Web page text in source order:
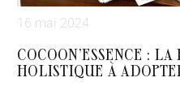
16 mai 2024
COCOON’ESSENCE :
HOLISTIQUE À